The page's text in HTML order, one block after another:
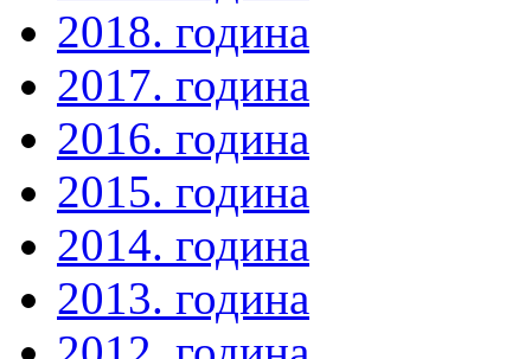
2018. година
2017. година
2016. година
2015. година
2014. година
2013. година